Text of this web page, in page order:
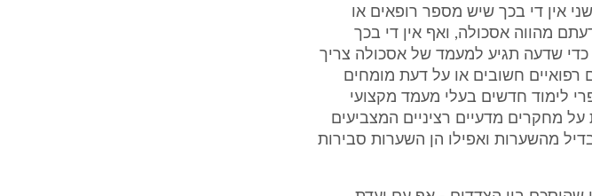
אין די בכך שיש מספר רופאים או
מהווה אסכולה, ואף אין די בכך
שדעה תגיע למעמד של אסכולה צריך
חשובים או על דעת מומחים
לימוד חדשים בעלי מעמד מקצועי
מחקרים מדעיים רציניים המצביעים
מהשערות ואפילו הן השערות סבירות